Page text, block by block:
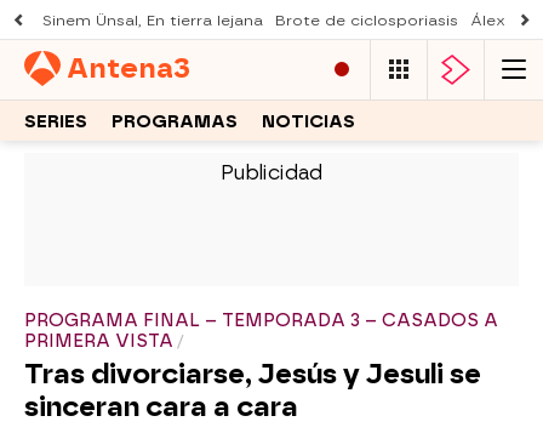
Sinem Ünsal, En tierra lejana Brote de ciclosporiasis Álex
Antena3
SERIES PROGRAMAS NOTICIAS
PROGRAMA FINAL – TEMPORADA 3 – CASADOS A
PRIMERA VISTA
Tras divorciarse, Jesús y Jesuli se
sinceran cara a cara